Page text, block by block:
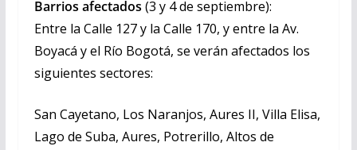
Barrios afectados (3 y 4 de septiembre):
Entre la Calle 127 y la Calle 170, y entre la Av.
Boyacá y el Río Bogotá, se verán afectados los
siguientes sectores:
San Cayetano, Los Naranjos, Aures II, Villa Elisa,
Lago de Suba, Aures, Potrerillo, Altos de